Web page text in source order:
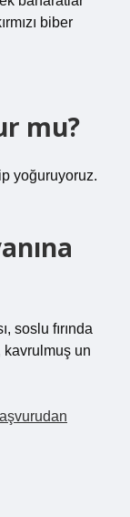
biber
mu?
yoğuruyoruz.
soslu fırında
kavrulmuş un